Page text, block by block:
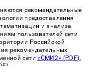
рекомендательные
предоставления
и анализа
пользователей сети
Российской
рекомендательных
сети«СМИ2» (PDF),